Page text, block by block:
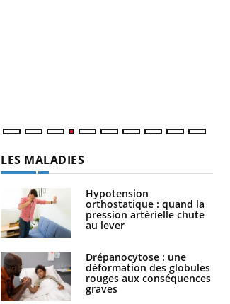
LES MALADIES
Hypotension
orthostatique : quand la
pression artérielle chute
au lever
Drépanocytose : une
déformation des globules
rouges aux conséquences
graves